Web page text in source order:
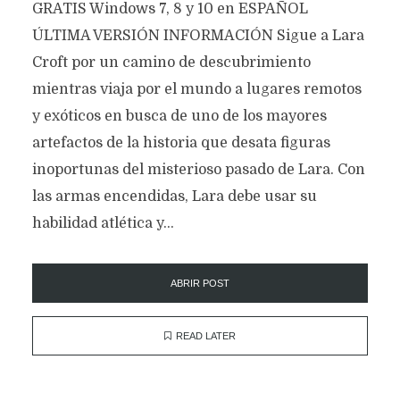
GRATIS Windows 7, 8 y 10 en ESPAÑOL
ÚLTIMA VERSIÓN INFORMACIÓN Sigue a Lara
Croft por un camino de descubrimiento
mientras viaja por el mundo a lugares remotos
y exóticos en busca de uno de los mayores
artefactos de la historia que desata figuras
inoportunas del misterioso pasado de Lara. Con
las armas encendidas, Lara debe usar su
habilidad atlética y...
ABRIR POST
READ LATER